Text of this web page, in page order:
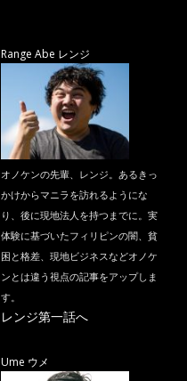
Range Abe レンジ
オノケンの先輩、レンジ。あるきっ
かけからマニラを訪れるようにな
り、後に現地法人を持つまでに。実
体験に基づいたフィリピンの闇、貧
困と格差、現地ビジネスなどオノケ
ンとは違う視点の記事をアップしま
す。
レンジ第一話へ
Ume ウメ